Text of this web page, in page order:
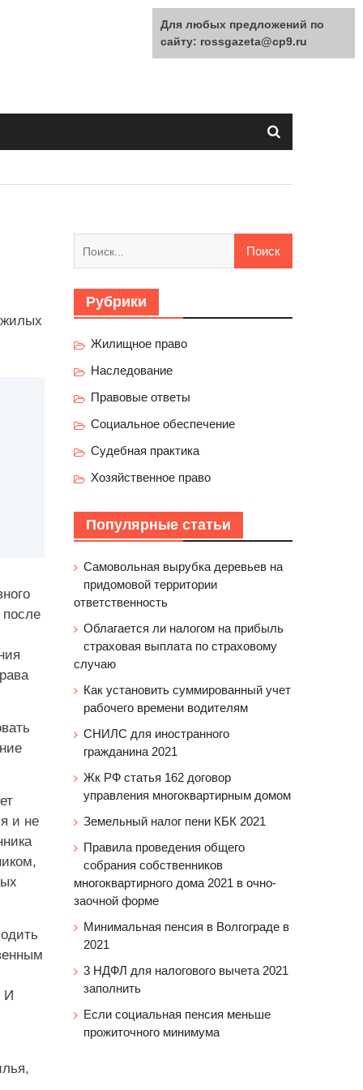
жилых
и не
И
Рубрики
Жилищное право
Наследование
Правовые ответы
Социальное обеспечение
Судебная практика
Хозяйственное право
Популярные статьи
Самовольная вырубка деревьев на
придомовой территории
ответственность
Облагается ли налогом на прибыль
страховая выплата по страховому
случаю
Как установить суммированный учет
рабочего времени водителям
СНИЛС для иностранного
гражданина 2021
Жк РФ статья 162 договор
управления многоквартирным домом
Земельный налог пени КБК 2021
Правила проведения общего
собрания собственников
многоквартирного дома 2021 в очно-
заочной форме
Минимальная пенсия в Волгограде в
2021
3 НДФЛ для налогового вычета 2021
заполнить
Если социальная пенсия меньше
прожиточного минимума
Для любых предложений по
сайту: rossgazeta@cp9.ru